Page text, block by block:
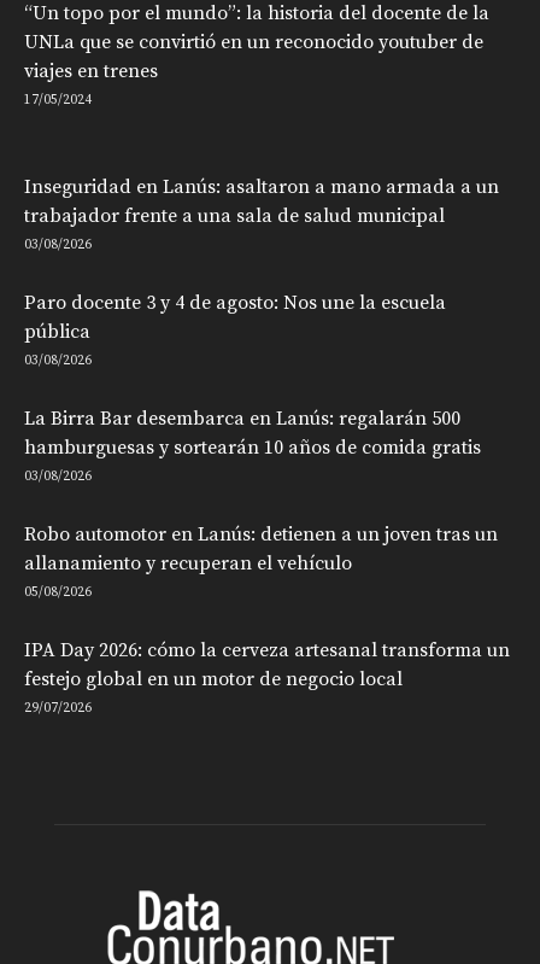
“Un topo por el mundo”: la historia del docente de la
UNLa que se convirtió en un reconocido youtuber de
viajes en trenes
17/05/2024
Inseguridad en Lanús: asaltaron a mano armada a un
trabajador frente a una sala de salud municipal
03/08/2026
Paro docente 3 y 4 de agosto: Nos une la escuela
pública
03/08/2026
La Birra Bar desembarca en Lanús: regalarán 500
hamburguesas y sortearán 10 años de comida gratis
03/08/2026
Robo automotor en Lanús: detienen a un joven tras un
allanamiento y recuperan el vehículo
05/08/2026
IPA Day 2026: cómo la cerveza artesanal transforma un
festejo global en un motor de negocio local
29/07/2026